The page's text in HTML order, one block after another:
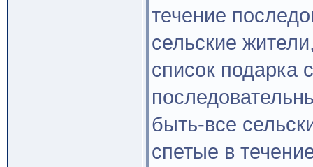
течение
сельские
список подарка
быть-все
спетые в